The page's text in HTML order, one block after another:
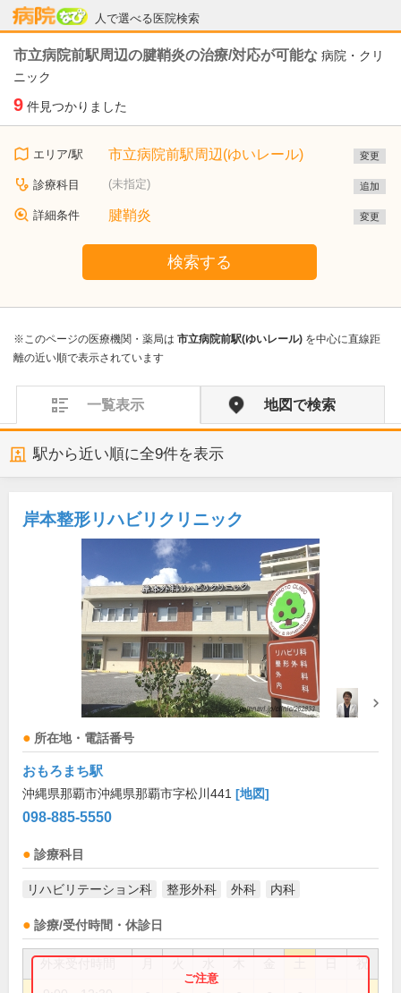
人で選べる医院検索
病院なび
市立病院前駅周辺の腱鞘炎の治療/対応が可能な 病院・クリ
ニック
9 件見つかりました
エリア/駅 市立病院前駅周辺(ゆいレール) 変更
診療科目 (未指定) 追加
詳細条件 腱鞘炎 変更
検索する
※このページの医療機関・薬局は 市立病院前駅(ゆいレール) を中心に直線距
離の近い順で表示されています
一覧表示 地図で検索
駅から近い順に全9件を表示
岸本整形リハビリクリニック
所在地・電話番号
おもろまち駅
沖縄県那覇市沖縄県那覇市字松川441 [地図]
098-885-5550
診療科目
リハビリテーション科 整形外科 外科 内科
診療/受付時間・休診日
祝